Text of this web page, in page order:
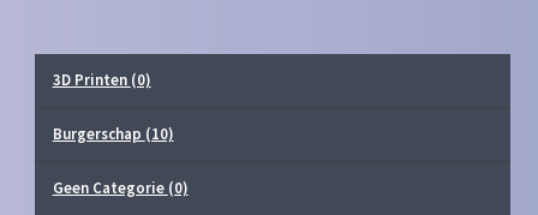
3D Printen (0)
Burgerschap (10)
Geen Categorie (0)